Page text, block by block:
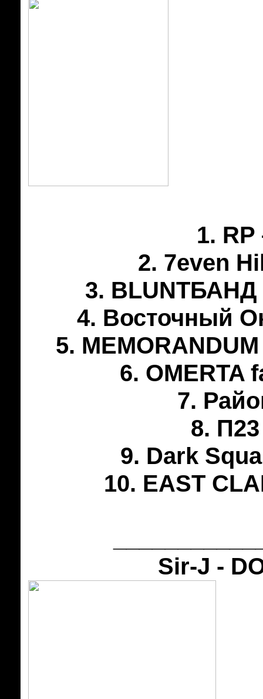
1. RP
2. 7even
3. BLUNTБАНД
4. Восточный
5.
6. OMERTA
7.
8.
9. Dark
10. EAST
Sir-J -